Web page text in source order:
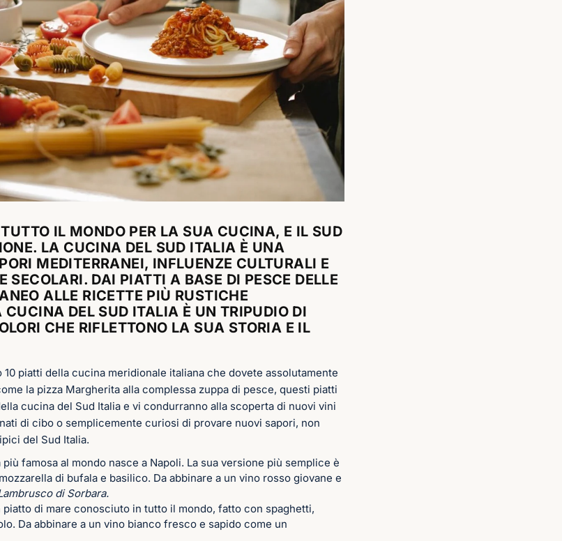
IL MONDO PER LA SUA CUCINA, E IL SUD
LA CUCINA DEL SUD ITALIA È UNA
MEDITERRANEI, INFLUENZE CULTURALI E
SECOLARI. DAI PIATTI A BASE DI PESCE DELLE
ALLE RICETTE PIÙ RUSTICHE
CUCINA DEL SUD ITALIA È UN TRIPUDIO DI
CHE RIFLETTONO LA SUA STORIA E IL
piatti della cucina meridionale italiana che dovete assolutamente
la pizza Margherita alla complessa zuppa di pesce, questi piatti
cucina del Sud Italia e vi condurranno alla scoperta di nuovi vini
di cibo o semplicemente curiosi di provare nuovi sapori, non
del Sud Italia.
più famosa al mondo nasce a Napoli. La sua versione più semplice è
di bufala e basilico. Da abbinare a un vino rosso giovane e
di Sorbara.
piatto di mare conosciuto in tutto il mondo, fatto con spaghetti,
Da abbinare a un vino bianco fresco e sapido come un